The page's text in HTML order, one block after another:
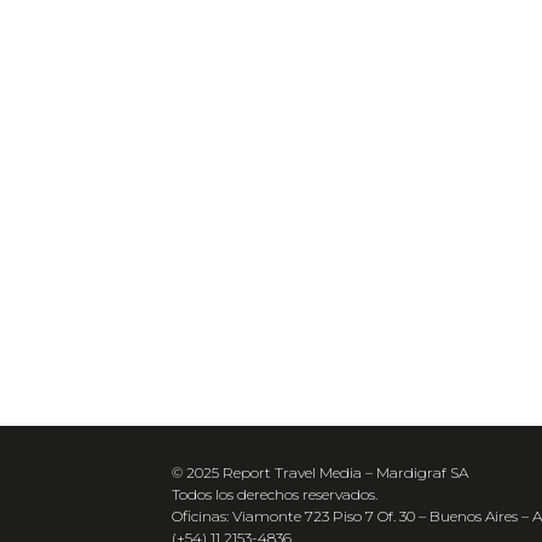
© 2025 Report Travel Media – Mardigraf SA
Todos los derechos reservados.
Oficinas: Viamonte 723 Piso 7 Of. 30 – Buenos Aires –
(+54) 11 2153-4836